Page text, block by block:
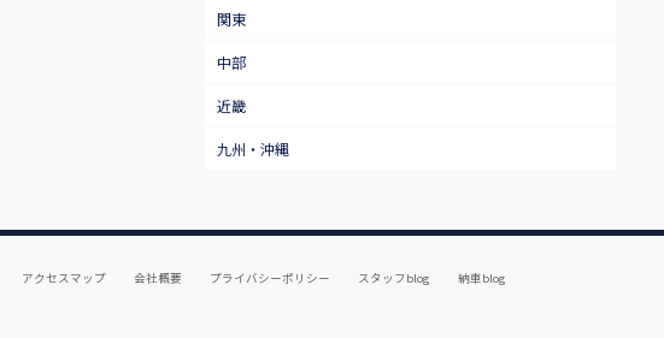
関東
中部
近畿
九州・沖縄
アクセスマップ 会社概要 プライバシーポリシー スタッフblog
納車blog